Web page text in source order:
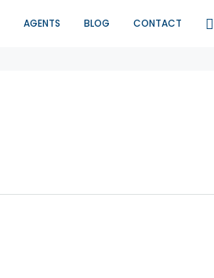
AGENTS BLOG CONTACT